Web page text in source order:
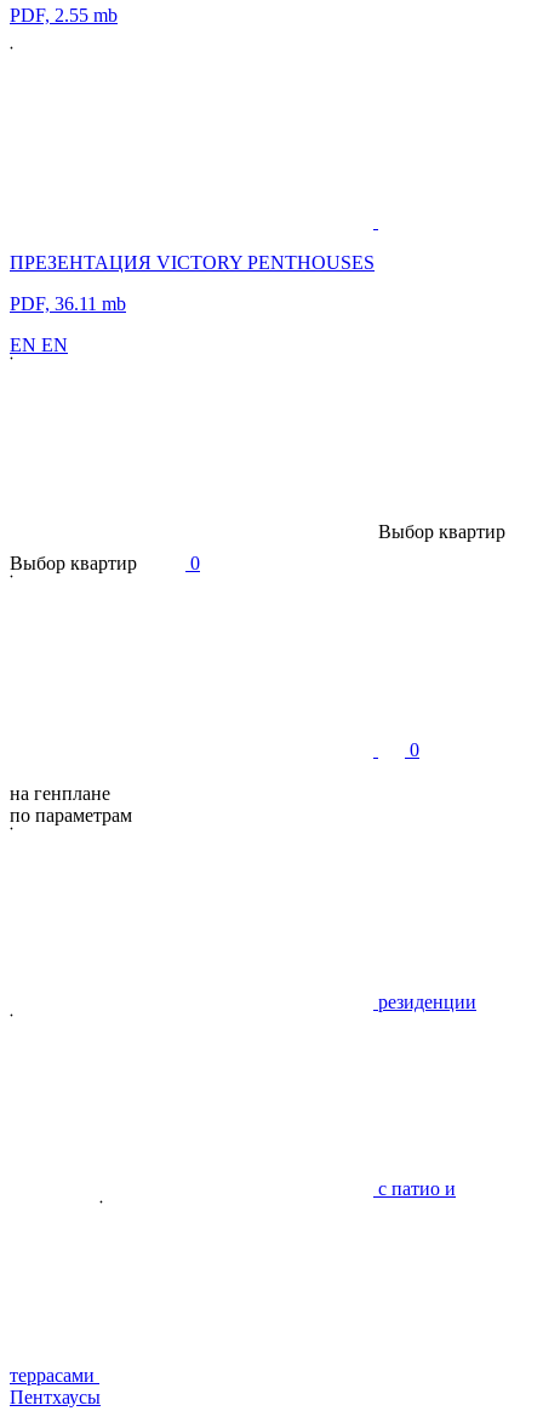
PDF, 2.55 mb
ПРЕЗЕНТАЦИЯ VICTORY PENTHOUSES
PDF, 36.11 mb
EN EN
Выбор квартир
Выбор квартир 0
0
на генплане
по параметрам
резиденции
с патио и
террасами
Пентхаусы